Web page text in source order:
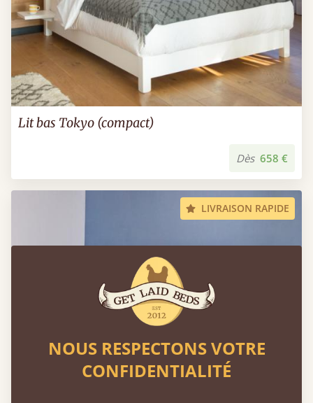
Lit bas Tokyo (compact)
Dès 658 €
LIVRAISON RAPIDE
NOUS RESPECTONS VOTRE
CONFIDENTIALITÉ